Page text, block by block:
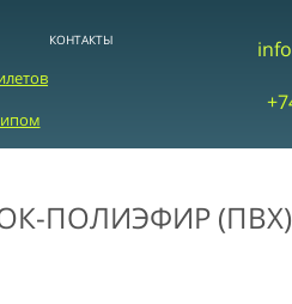
КОНТАКТЫ
ПОЛИЭФИР (ПВХ)